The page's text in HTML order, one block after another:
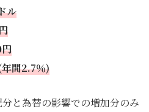
ル
間2.7％)
と為替の影響での増加分のみ